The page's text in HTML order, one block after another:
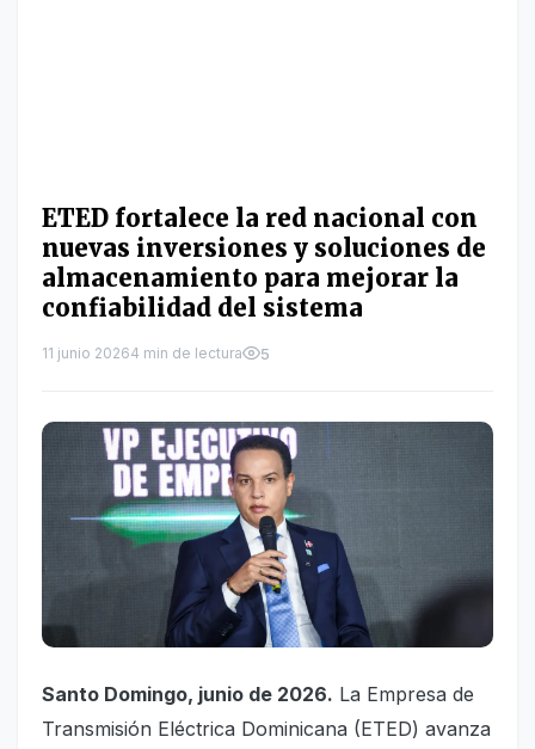
ETED fortalece la red nacional con
nuevas inversiones y soluciones de
almacenamiento para mejorar la
confiabilidad del sistema
11 junio 20264 min de lectura 5
Santo Domingo, junio de 2026. La Empresa de
Transmisión Eléctrica Dominicana (ETED) avanza